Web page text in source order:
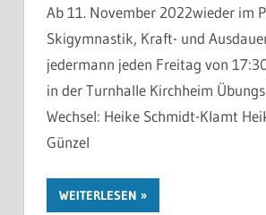
Ab 11. November 2022wieder im
Skigymnastik, Kraft- und
jedermann jeden Freitag von
in der Turnhalle Kirchheim
Wechsel: Heike Schmidt-Klamt
Günzel
WEITERLESEN